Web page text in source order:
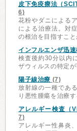
皮下免疫療法（
6)
花粉やダニによる
による治療法。対
の根治を目指すこと
インフルエンザ迅
検査後約30分以内
ザウィルスの特定が
陽子線治療 (7)
放射線の一種であ
り悪性腫瘍を治療す
アレルギー検査（
7)
アレルギー性鼻炎